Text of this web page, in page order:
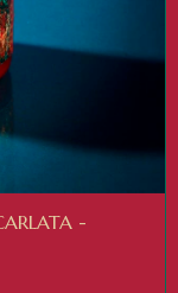
-